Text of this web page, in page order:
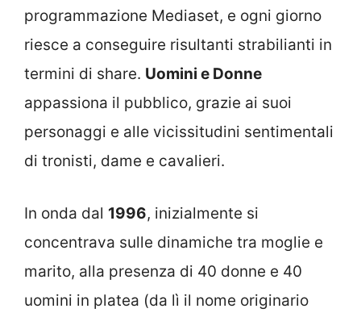
programmazione Mediaset, e ogni giorno
riesce a conseguire risultanti strabilianti in
termini di share. Uomini e Donne
appassiona il pubblico, grazie ai suoi
personaggi e alle vicissitudini sentimentali
di tronisti, dame e cavalieri.
In onda dal 1996, inizialmente si
concentrava sulle dinamiche tra moglie e
marito, alla presenza di 40 donne e 40
uomini in platea (da lì il nome originario